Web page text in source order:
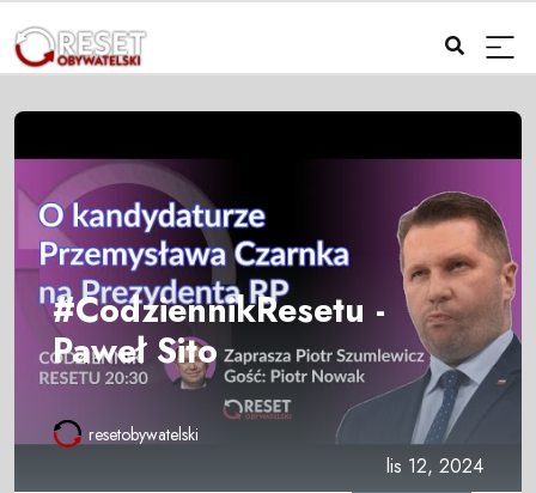
#CodziennikResetu -
Paweł Sito
resetobywatelski
lis 12, 2024